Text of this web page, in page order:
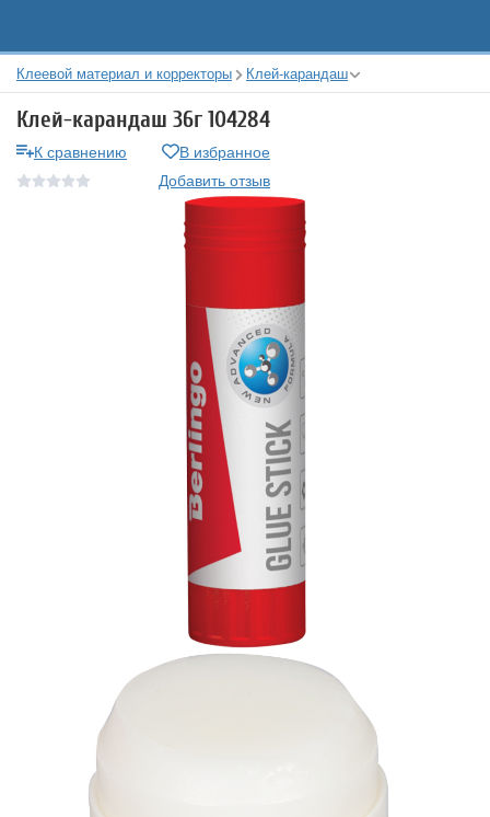
Клеевой материал и корректоры Клей-карандаш
Клей-карандаш 36г 104284
К сравнению
В избранное
Добавить отзыв